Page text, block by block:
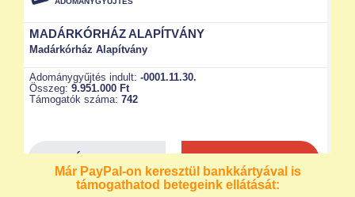
Már PayPal-on keresztül bankkártyával is
támogathatod betegeink ellátását: